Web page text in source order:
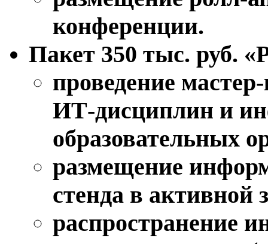
конференции.
Пакет 350 тыс. руб.
проведение
ИТ-дисциплин и
образовательных
размещение
стенда в активной
распространение